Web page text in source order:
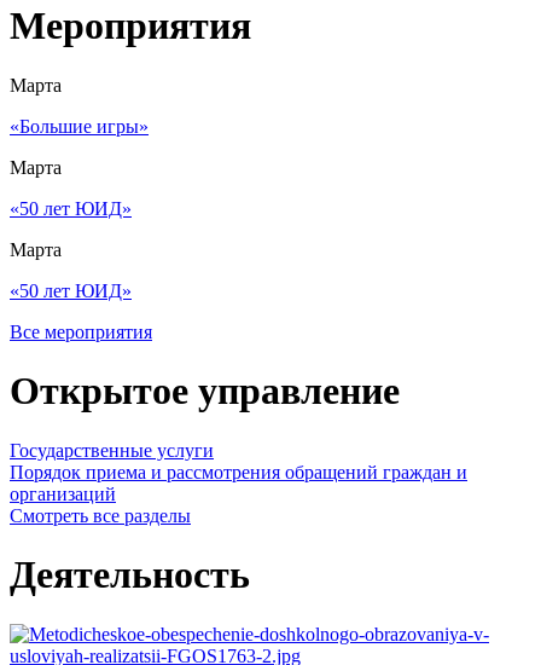
Мероприятия
Марта
«Большие игры»
Марта
«50 лет ЮИД»
Марта
«50 лет ЮИД»
Все мероприятия
Открытое управление
Государственные услуги
Порядок приема и рассмотрения обращений граждан и
организаций
Смотреть все разделы
Деятельность